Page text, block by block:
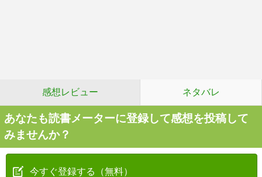
感想レビュー ネタバレ
あなたも読書メーターに登録して感想を投稿して
みませんか？
今すぐ登録する（無料）